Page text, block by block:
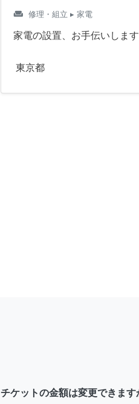
weekend 修理・組立 ▸ 家電
家電の設置、お手伝いします
東京都
チケットの金額は変更できます